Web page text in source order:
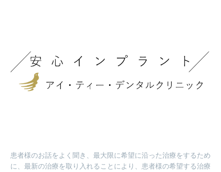
患者様のお話をよく聞き、最大限に希望に沿った治療をするため
に、最新の治療を取り入れることにより、患者様の希望する治療